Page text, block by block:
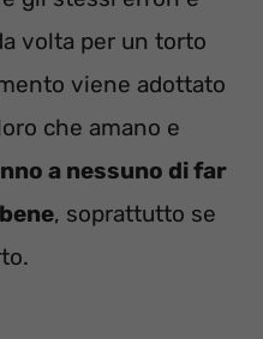
volta per un torto
viene adottato
che amano e
a nessuno di far
, soprattutto se